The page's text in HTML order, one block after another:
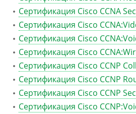
Сертификация Cisco CCNA
Сертификация Cisco
Сертификация Cisco
Сертификация Cisco
Сертификация Cisco CCNP
Сертификация Cisco CCNP
Сертификация Cisco CCNP
Сертификация Cisco